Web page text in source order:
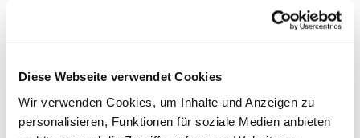
Diese Webseite verwendet Cookies
Wir verwenden Cookies, um Inhalte und Anzeigen zu
personalisieren, Funktionen für soziale Medien anbieten
interessieren